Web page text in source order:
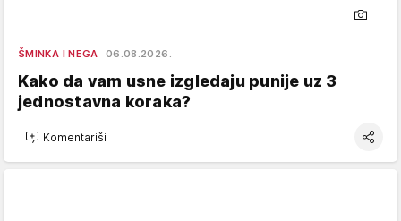
ŠMINKA I NEGA 06.08.2026.
Kako da vam usne izgledaju punije uz 3
jednostavna koraka?
Komentariši